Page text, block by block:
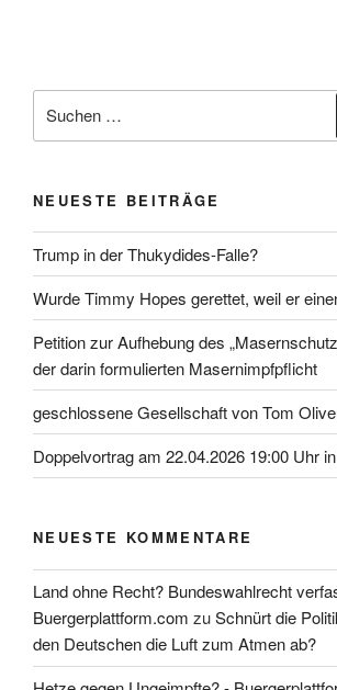
nach:
NEUESTE BEITRÄGE
Trump in der Thukydides-Falle?
Wurde Timmy Hopes gerettet, weil er
Petition zur Aufhebung des
der darin formulierten Masernimpfpflicht
geschlossene Gesellschaft von Tom
Doppelvortrag am 22.04.2026 19:00 Uhr
NEUESTE KOMMENTARE
Land ohne Recht? Bundeswahlrecht
Buergerplattform.com zuSchnürt die
den Deutschen die Luft zum Atmen ab?